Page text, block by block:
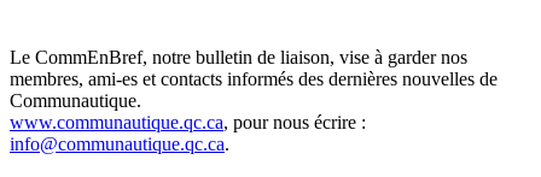
Le CommEnBref, notre bulletin de liaison, vise à garder nos
membres, ami-es et contacts informés des dernières nouvelles de
Communautique.
www.communautique.qc.ca, pour nous écrire :
info@communautique.qc.ca.